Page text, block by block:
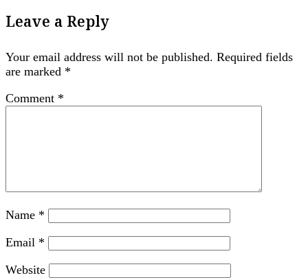
Leave a Reply
Your email address will not be published. Required fields
are marked *
Comment *
Name *
Email *
Website